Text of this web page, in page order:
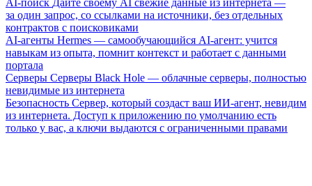
AI-поиск Дайте своему AI свежие данные из интернета —
за один запрос, со ссылками на источники, без отдельных
контрактов с поисковиками
AI-агенты Hermes — самообучающийся AI-агент: учится
навыкам из опыта, помнит контекст и работает с данными
портала
Серверы Серверы Black Hole — облачные серверы, полностью
невидимые из интернета
Безопасность Сервер, который создаст ваш ИИ-агент, невидим
из интернета. Доступ к приложению по умолчанию есть
только у вас, а ключи выдаются с ограниченными правами